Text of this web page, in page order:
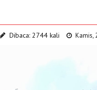
Dibaca: 2744 kali Kamis,